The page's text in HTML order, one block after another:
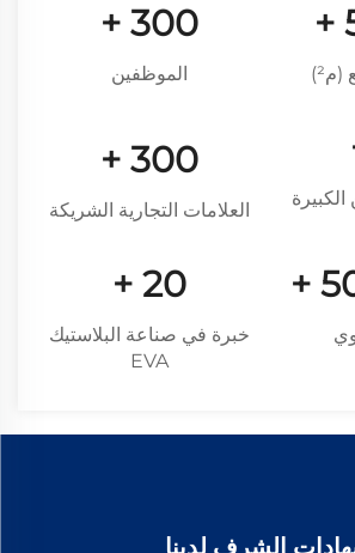
+
300
+
الموظفين
300
+
العلامات التجارية الشريكة
+
20
+
خبرة في صناعة البلاستيك
EVA
الشرف لدينا